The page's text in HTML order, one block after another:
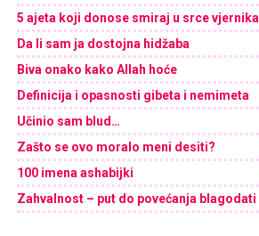
5 ajeta koji donose smiraj u srce vjernika
Da li sam ja dostojna hidžaba
Biva onako kako Allah hoće
Definicija i opasnosti gibeta i nemimeta
Učinio sam blud…
Zašto se ovo moralo meni desiti?
100 imena ashabijki
Zahvalnost – put do povećanja blagodati